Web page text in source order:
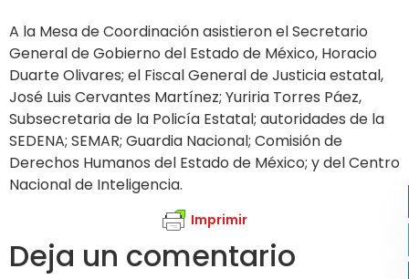
A la Mesa de Coordinación asistieron el Secretario
General de Gobierno del Estado de México, Horacio
Duarte Olivares; el Fiscal General de Justicia estatal,
José Luis Cervantes Martínez; Yuriria Torres Páez,
Subsecretaria de la Policía Estatal; autoridades de la
SEDENA; SEMAR; Guardia Nacional; Comisión de
Derechos Humanos del Estado de México; y del Centro
Nacional de Inteligencia.
Imprimir
Deja un comentario